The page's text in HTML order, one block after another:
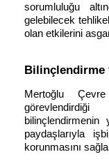
sorumluluğu
gelebilecek
olan etkilerini
Bilinçlendirme
Mertoğlu
paydaşlarıyla
korunmasını